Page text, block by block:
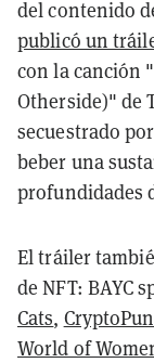
del contenido
publicó un
con la canción
Otherside)" de
secuestrado
beber una
profundidades
El tráiler
de NFT: BAYC
Cats,
World of